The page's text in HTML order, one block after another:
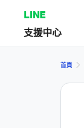
LINE
支援中心
首頁